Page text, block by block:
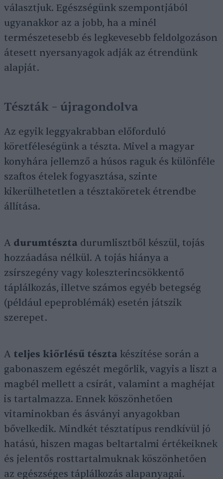
választjuk. Egészségünk szempontjából
ugyanakkor az a jobb, ha a minél
természetesebb és legkevesebb feldolgozáson
átesett nyersanyagok adják az étrendünk
alapját.
Tészták – újragondolva
Az egyik leggyakrabban előforduló
köretféleségünk a tészta. Mivel a magyar
konyhára jellemző a húsos raguk és különféle
szaftos ételek fogyasztása, szinte
kikerülhetetlen a tésztaköretek étrendbe
állítása.
A durumtészta durumlisztből készül, tojás
hozzáadása nélkül. A tojás hiánya a
zsírszegény vagy koleszterincsökkentő
táplálkozás, illetve számos egyéb betegség
(például epeproblémák) esetén játszik
szerepet.
A teljes kiőrlésű tészta készítése során a
gabonaszem egészét megőrlik, vagyis a liszt a
magbél mellett a csírát, valamint a maghéjat
is tartalmazza. Ennek köszönhetően
vitaminokban és ásványi anyagokban
bővelkedik. Mindkét tésztatípus rendkívül jó
hatású, hiszen magas beltartalmi értékeiknek
és jelentős rosttartalmuknak köszönhetően
az egészséges táplálkozás alapanyagai.